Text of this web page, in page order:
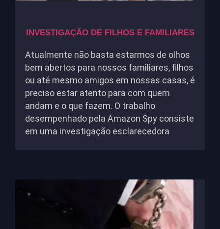
INVESTIGAÇÃO DE FILHOS E FAMILIARES
Atualmente não basta estarmos de olhos
bem abertos para nossos familiares, filhos
ou até mesmo amigos em nossas casas, é
preciso estar atento para com quem
andam e o que fazem. O trabalho
desempenhado pela Amazon Spy consiste
em uma investigação esclarecedora